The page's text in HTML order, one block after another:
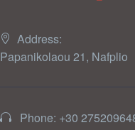
Address:
Papanikolaou 21, Nafplio
Phone: +30